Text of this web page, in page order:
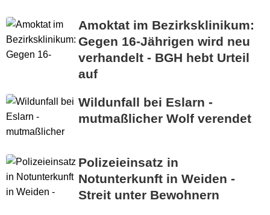
Amoktat im Bezirksklinikum:
Gegen 16-Jährigen wird neu
verhandelt - BGH hebt Urteil
auf
Wildunfall bei Eslarn -
mutmaßlicher Wolf verendet
Polizeieinsatz in
Notunterkunft in Weiden -
Streit unter Bewohnern